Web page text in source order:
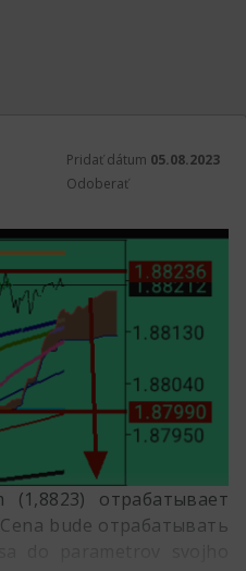
Pridať dátum 05.08.2023
Odoberať
отрабатывает
bude отрабатывать